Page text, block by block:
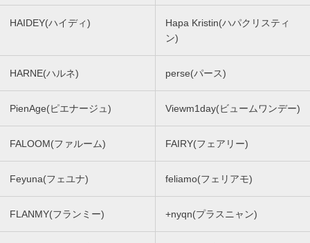
HAIDEY(ハイディ)
Hapa Kristin(ハパクリスティ
ン)
HARNE(ハルネ) perse(パース)
PienAge(ピエナージュ) Viewm1day(ビュームワンデー)
FALOOM(ファルーム) FAIRY(フェアリー)
Feyuna(フェユナ) feliamo(フェリアモ)
FLANMY(フランミー) +nyqn(プラスニャン)